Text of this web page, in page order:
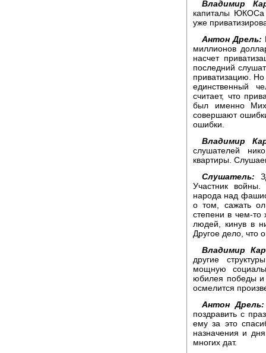
Владимир
капиталы ЮКОСа
уже
Антон Дрель:
миллионов
насчет
последний
приватизацию.
единственный
считает, что
был именно
совершают
ошибки.
Владимир
слушателей
квартиры.
Слушатель:
Участник
народа над
о том, сажать
степени в чем-то
людей, кинув в
Другое дело, что
Владимир
другие
мощную
юбилея победы и
осмелится
Антон Дрель:
поздравить с
ему за это
назначения и
многих дат.